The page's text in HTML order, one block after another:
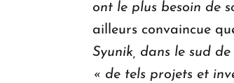
ont le plus besoin de
ailleurs convaincue
Syunik, dans le sud
« de tels projets et